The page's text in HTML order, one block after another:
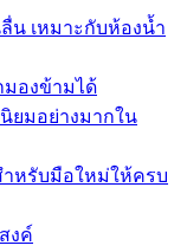
น เหมาะกับห้องน้ำ
มองข้ามได้
ยมอย่างมากใน
หรับมือใหม่ให้ครบ
งค์